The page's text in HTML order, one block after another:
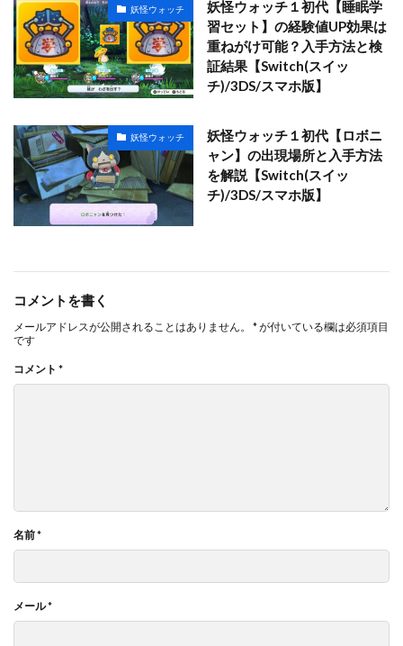
妖怪ウォッチ
妖怪ウォッチ１初代【睡眠学
習セット】の経験値UP効果は
重ねがけ可能？入手方法と検
証結果【Switch(スイッ
チ)/3DS/スマホ版】
妖怪ウォッチ
妖怪ウォッチ１初代【ロボニ
ャン】の出現場所と入手方法
を解説【Switch(スイッ
チ)/3DS/スマホ版】
コメントを書く
メールアドレスが公開されることはありません。 *が付いている欄は必須項目
です
コメント *
名前*
メール*